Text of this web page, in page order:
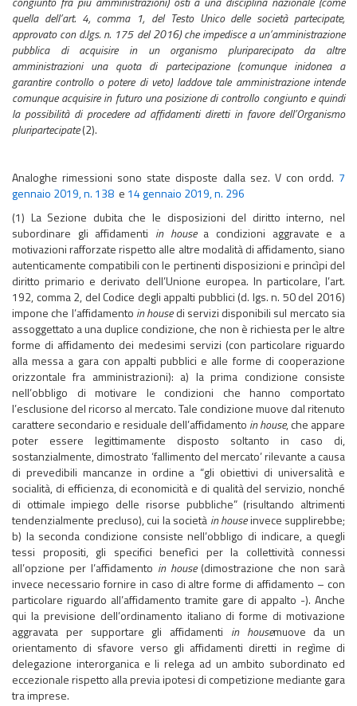
quella dell’art. 4, comma 1, del Testo Unico delle società partecipate,
approvato con d.lgs. n. 175 del 2016) che impedisce a un’amministrazione
pubblica di acquisire in un organismo pluriparecipato da altre
amministrazioni una quota di partecipazione (comunque inidonea a
garantire controllo o potere di veto) laddove tale amministrazione intende
comunque acquisire in futuro una posizione di controllo congiunto e quindi
la possibilità di procedere ad affidamenti diretti in favore dell’Organismo
pluripartecipate(2).
Analoghe rimessioni sono state disposte dalla sez. V con ordd. 7
gennaio 2019, n. 138 e 14 gennaio 2019, n. 296
(1) La Sezione dubita che le disposizioni del diritto interno, nel
subordinare gli affidamenti in housea condizioni aggravate e a
motivazioni rafforzate rispetto alle altre modalità di affidamento, siano
autenticamente compatibili con le pertinenti disposizioni e princìpi del
diritto primario e derivato dell’Unione europea. In particolare, l’art.
192, comma 2, del Codice degli appalti pubblici (d. lgs. n. 50 del 2016)
impone che l’affidamento in housedi servizi disponibili sul mercato sia
assoggettato a una duplice condizione, che non è richiesta per le altre
forme di affidamento dei medesimi servizi (con particolare riguardo
alla messa a gara con appalti pubblici e alle forme di cooperazione
orizzontale fra amministrazioni): a) la prima condizione consiste
nell’obbligo di motivare le condizioni che hanno comportato
l’esclusione del ricorso al mercato. Tale condizione muove dal ritenuto
carattere secondario e residuale dell’affidamento in house, che appare
poter essere legittimamente disposto soltanto in caso di,
sostanzialmente, dimostrato ‘fallimento del mercato’ rilevante a causa
di prevedibili mancanze in ordine a “gli obiettivi di universalità e
socialità, di efficienza, di economicità e di qualità del servizio, nonché
di ottimale impiego delle risorse pubbliche” (risultando altrimenti
tendenzialmente precluso), cui la società in houseinvece supplirebbe;
b) la seconda condizione consiste nell’obbligo di indicare, a quegli
tessi propositi, gli specifici benefìci per la collettività connessi
all’opzione per l’affidamento in house(dimostrazione che non sarà
invece necessario fornire in caso di altre forme di affidamento – con
particolare riguardo all’affidamento tramite gare di appalto -). Anche
qui la previsione dell’ordinamento italiano di forme di motivazione
aggravata per supportare gli affidamenti in housemuove da un
orientamento di sfavore verso gli affidamenti diretti in regìme di
delegazione interorganica e li relega ad un ambito subordinato ed
eccezionale rispetto alla previa ipotesi di competizione mediante gara
tra imprese.